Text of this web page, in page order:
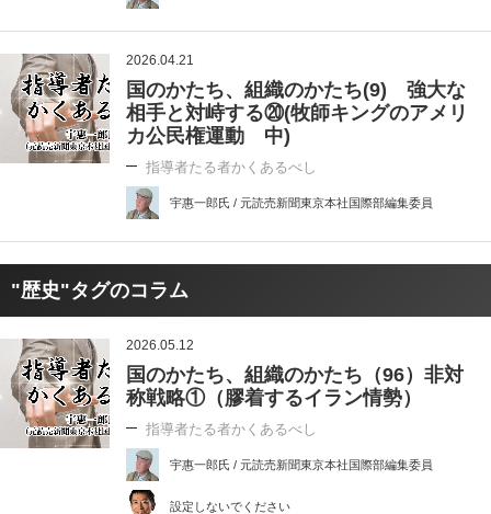
2026.04.21
国のかたち、組織のかたち(9) 強大な
相手と対峙する⑳(牧師キングのアメリ
カ公民権運動 中)
指導者たる者かくあるべし
宇惠一郎氏 / 元読売新聞東京本社国際部編集委員
"歴史"タグのコラム
2026.05.12
国のかたち、組織のかたち（96）非対
称戦略①（膠着するイラン情勢）
指導者たる者かくあるべし
宇惠一郎氏 / 元読売新聞東京本社国際部編集委員
設定しないでください